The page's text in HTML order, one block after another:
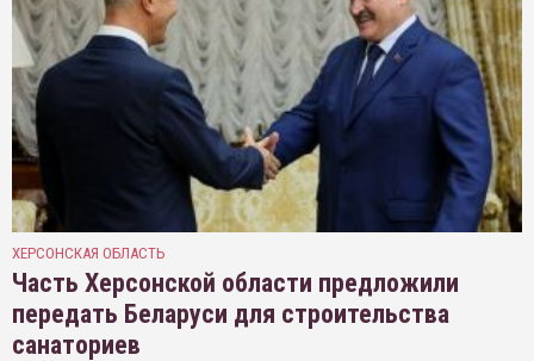
ХЕРСОНСКАЯ ОБЛАСТЬ
Часть Херсонской области предложили
передать Беларуси для строительства
санаториев